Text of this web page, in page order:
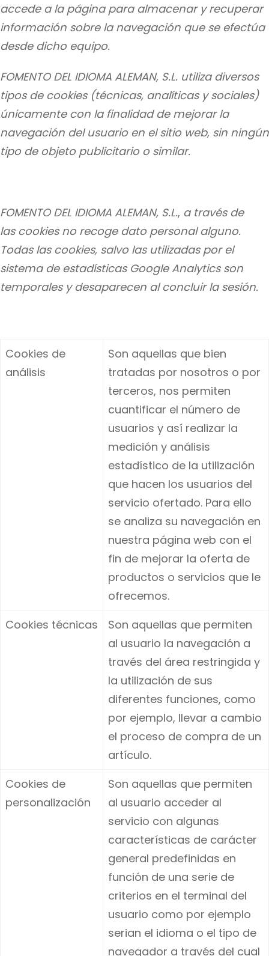
accede a la página para almacenar y recuperar
información sobre la navegación que se efectúa
desde dicho equipo.
FOMENTO DEL IDIOMA ALEMAN, S.L. utiliza diversos
tipos de cookies (técnicas, analíticas y sociales)
únicamente con la finalidad de mejorar la
navegación del usuario en el sitio web, sin ningún
tipo de objeto publicitario o similar.
FOMENTO DEL IDIOMA ALEMAN, S.L., a través de
las cookies no recoge dato personal alguno.
Todas las cookies, salvo las utilizadas por el
sistema de estadísticas Google Analytics son
temporales y desaparecen al concluir la sesión.
Cookies de
análisis
Son aquellas que bien
tratadas por nosotros o por
terceros, nos permiten
cuantificar el número de
usuarios y así realizar la
medición y análisis
estadístico de la utilización
que hacen los usuarios del
servicio ofertado. Para ello
se analiza su navegación en
nuestra página web con el
fin de mejorar la oferta de
productos o servicios que le
ofrecemos.
Cookies técnicas
Son aquellas que permiten
al usuario la navegación a
través del área restringida y
la utilización de sus
diferentes funciones, como
por ejemplo, llevar a cambio
el proceso de compra de un
artículo.
Cookies de
personalización
Son aquellas que permiten
al usuario acceder al
servicio con algunas
características de carácter
general predefinidas en
función de una serie de
criterios en el terminal del
usuario como por ejemplo
serian el idioma o el tipo de
navegador a través del cual